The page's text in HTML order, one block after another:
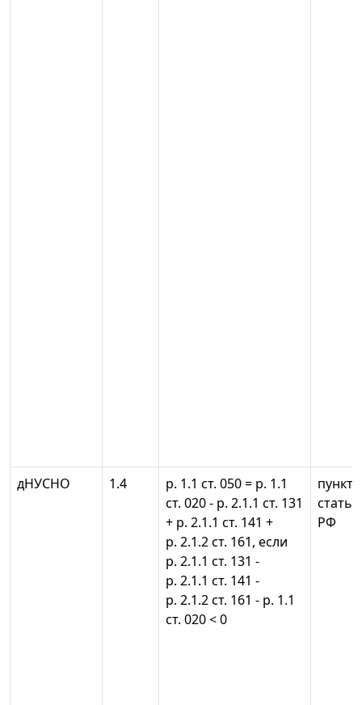
дНУСНО 1.4
р. 1.1 ст. 050 = р. 1.1
ст. 020 - р. 2.1.1 ст. 131
+ р. 2.1.1 ст. 141 +
р. 2.1.2 ст. 161, если
р. 2.1.1 ст. 131 -
р. 2.1.1 ст. 141 -
р. 2.1.2 ст. 161 - р. 1.1
ст. 020 < 0
РФ